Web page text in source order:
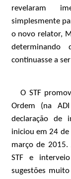
revelaram
simplesmente
o novo relator,
continuasse a
O STF
Ordem (na
declaração de
iniciou em 24
março de
STF e
sugestões